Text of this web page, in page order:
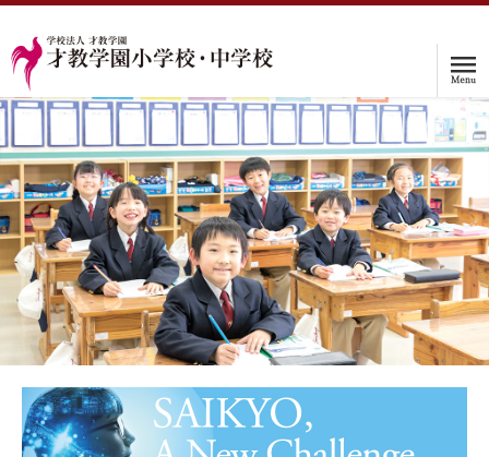
ホーム
学校案内
入試情報
子育て支援プログラム
インタビュー
保護者の声